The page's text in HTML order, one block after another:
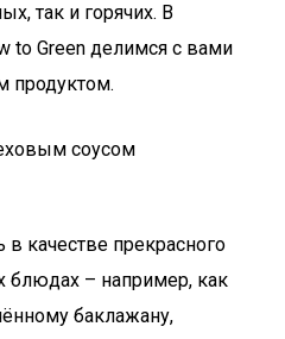
так и горячих. В
to Green делимся с вами
продуктом.
соусом
качестве прекрасного
блюдах – например, как
баклажану,